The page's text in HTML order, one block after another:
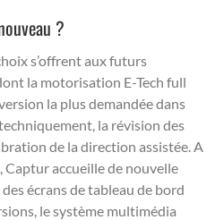
?
s’offrent aux futurs
la motorisation E-Tech full
la plus demandée dans
la révision des
de la direction assistée. A
Captur accueille de nouvelle
écrans de tableau de bord
le système multimédia